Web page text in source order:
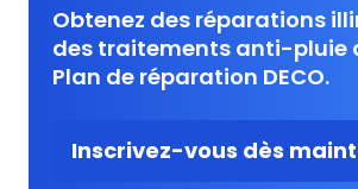
Obtenez des réparations
des traitements anti-pluie
Plan de réparation DECO.
Inscrivez-vous dès